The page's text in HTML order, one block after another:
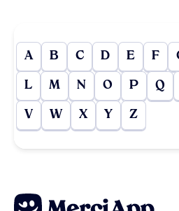
A B C D E F
L M N O P Q
V W X Y Z